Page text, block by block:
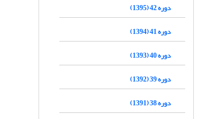
دوره 42 (1395)
دوره 41 (1394)
دوره 40 (1393)
دوره 39 (1392)
دوره 38 (1391)